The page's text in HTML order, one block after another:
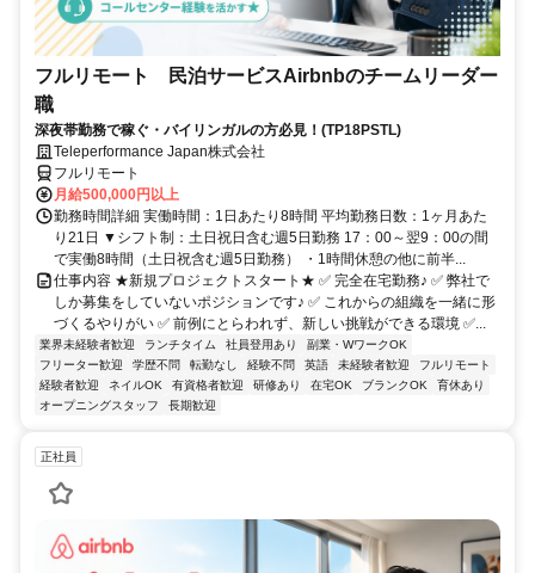
フルリモート 民泊サービスAirbnbのチームリーダー
職
深夜帯勤務で稼ぐ・バイリンガルの方必見！(TP18PSTL)
Teleperformance Japan株式会社
フルリモート
月給500,000円以上
勤務時間詳細 実働時間：1日あたり8時間 平均勤務日数：1ヶ月あた
り21日 ▼シフト制：土日祝日含む週5日勤務 17：00～翌9：00の間
で実働8時間（土日祝含む週5日勤務） ・1時間休憩の他に前半...
仕事内容 ★新規プロジェクトスタート★ ✅ 完全在宅勤務♪ ✅ 弊社で
しか募集をしていないポジションです♪ ✅ これからの組織を一緒に形
づくるやりがい ✅ 前例にとらわれず、新しい挑戦ができる環境 ✅...
業界未経験者歓迎 ランチタイム 社員登用あり
副業・WワークOK
フリーター歓迎
学歴不問 転勤なし 経験不問 英語 未経験者歓迎
フルリモート
経験者歓迎
ネイルOK 有資格者歓迎 研修あり 在宅OK ブランクOK
育休あり
オープニングスタッフ
長期歓迎
正社員